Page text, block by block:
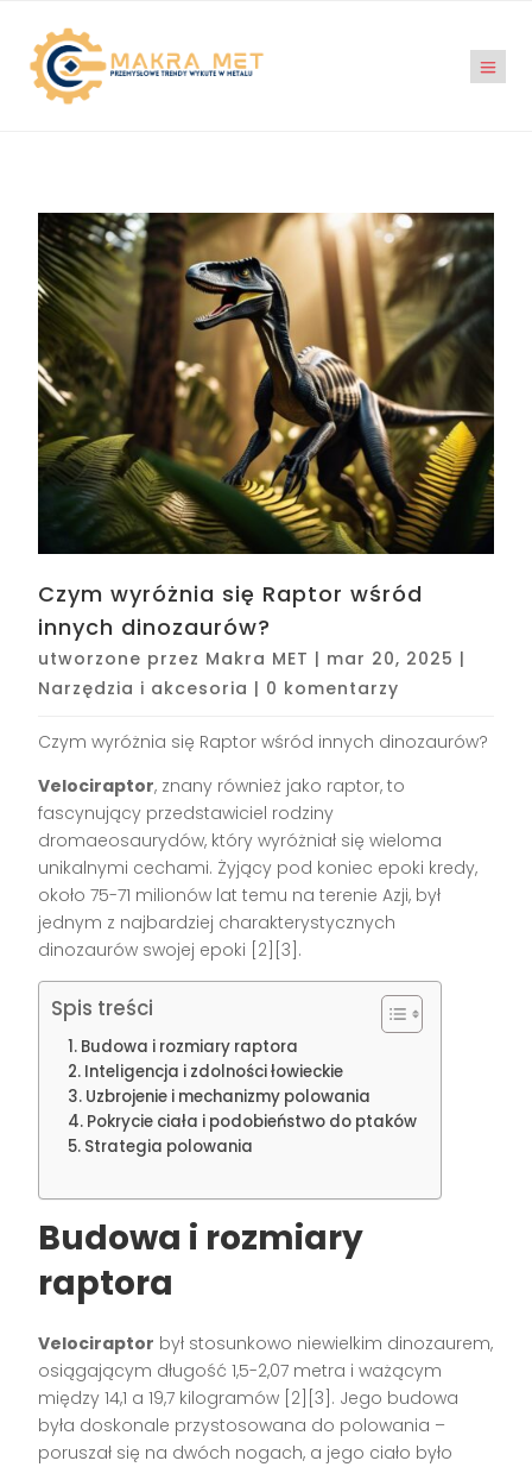
Czym wyróżnia się Raptor wśród
innych dinozaurów?
utworzone przez Makra MET | mar 20, 2025 |
Narzędzia i akcesoria | 0 komentarzy
Czym wyróżnia się Raptor wśród innych dinozaurów?
Velociraptor, znany również jako raptor, to
fascynujący przedstawiciel rodziny
dromaeosaurydów, który wyróżniał się wieloma
unikalnymi cechami. Żyjący pod koniec epoki kredy,
około 75-71 milionów lat temu na terenie Azji, był
jednym z najbardziej charakterystycznych
dinozaurów swojej epoki [2][3].
Spis treści
Budowa i rozmiary raptora
Inteligencja i zdolności łowieckie
Uzbrojenie i mechanizmy polowania
Pokrycie ciała i podobieństwo do ptaków
Strategia polowania
Budowa i rozmiary
raptora
Velociraptor był stosunkowo niewielkim dinozaurem,
osiągającym długość 1,5-2,07 metra i ważącym
między 14,1 a 19,7 kilogramów [2][3]. Jego budowa
była doskonale przystosowana do polowania –
poruszał się na dwóch nogach, a jego ciało było